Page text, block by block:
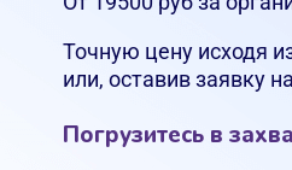
Точную цену исходя
или, оставив заявку
Погрузитесь в